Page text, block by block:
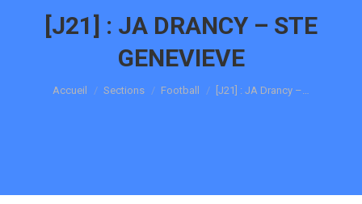
[J21] : JA DRANCY – STE
GENEVIEVE
Vous êtes ici :
Accueil Sections Football [J21] : JA Drancy –…